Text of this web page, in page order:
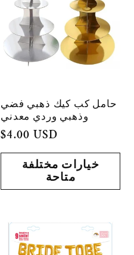
حامل كب كيك ذهبي فضي
وذهبي وردي معدني
السعر
العادي
$4.00 USD
خيارات مختلفة
متاحة